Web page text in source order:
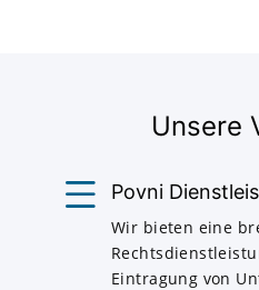
Unsere
Povni
Wir bieten eine
Eintragung von